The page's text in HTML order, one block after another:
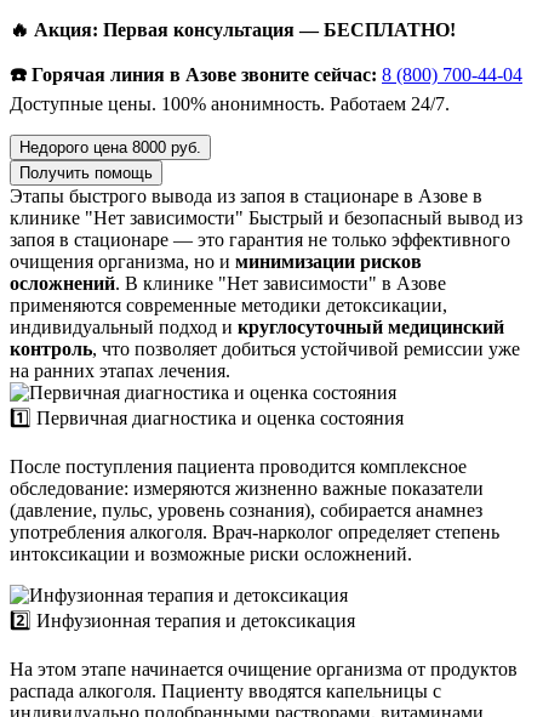
🔥 Акция: Первая консультация — БЕСПЛАТНО!
☎️ Горячая линия в Азове звоните сейчас: 8 (800) 700-44-04
Доступные цены. 100% анонимность. Работаем 24/7.
Недорого цена 8000 руб.
Получить помощь
Этапы быстрого вывода из запоя в стационаре в Азове в
клинике "Нет зависимости" Быстрый и безопасный вывод из
запоя в стационаре — это гарантия не только эффективного
очищения организма, но и минимизации рисков
осложнений. В клинике "Нет зависимости" в Азове
применяются современные методики детоксикации,
индивидуальный подход и круглосуточный медицинский
контроль, что позволяет добиться устойчивой ремиссии уже
на ранних этапах лечения.
1️⃣ Первичная диагностика и оценка состояния
После поступления пациента проводится комплексное
обследование: измеряются жизненно важные показатели
(давление, пульс, уровень сознания), собирается анамнез
употребления алкоголя. Врач-нарколог определяет степень
интоксикации и возможные риски осложнений.
2️⃣ Инфузионная терапия и детоксикация
На этом этапе начинается очищение организма от продуктов
распада алкоголя. Пациенту вводятся капельницы с
индивидуально подобранными растворами, витаминами